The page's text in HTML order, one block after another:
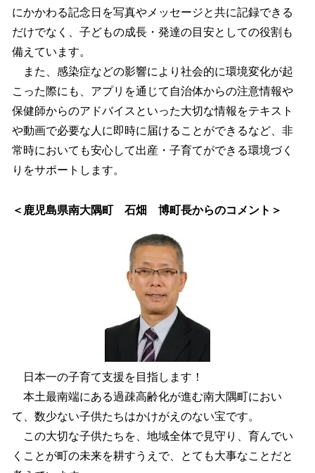
にかかわる記念日を写真やメッセージと共に記録できる
だけでなく、子どもの成長・発達の目安としての役割も
備えています。
また、感染症などの影響により社会的に環境変化が起
こった際にも、アプリを通じて自治体からの注意情報や
保健師からのアドバイスといった大切な情報をテキスト
や動画で必要な人に即時に届けることができるなど、非
常時においても安心して出産・子育てができる環境づく
りをサポートします。
＜鹿児島県南大隅町 石畑 博町長からのコメント＞
日本一の子育て支援を目指します！
本土最南端にある過疎高齢化が進む南大隅町におい
て、数少ない子供たちはかけがえのない宝です。
この大切な子供たちを、地域全体で見守り、育んでい
くことが町の未来を耕すうえで、とても大事なことだと